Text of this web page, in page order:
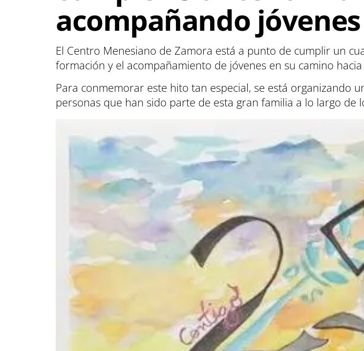
acompañando
El Centro Menesiano de Zamora está a punto de cumplir un
formación y el acompañamiento de jóvenes en su camino
Para conmemorar este hito tan especial, se está organizando
personas que han sido parte de esta gran familia a lo largo de